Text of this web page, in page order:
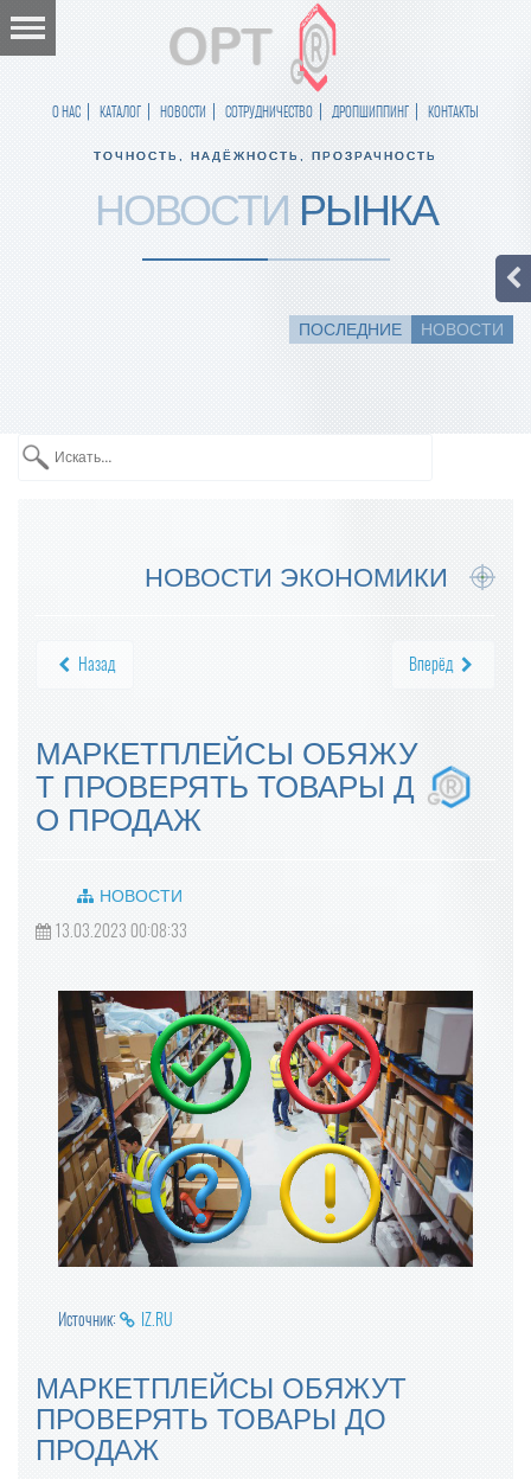
О НАС КАТАЛОГ НОВОСТИ СОТРУДНИЧЕСТВО ДРОПШИППИНГ КОНТАКТЫ
ТОЧНОСТЬ, НАДЁЖНОСТЬ, ПРОЗРАЧНОСТЬ
НОВОСТИ РЫНКА
ПОСЛЕДНИЕ НОВОСТИ
НОВОСТИ ЭКОНОМИКИ
Назад Вперёд
МАРКЕТПЛЕЙСЫ ОБЯЖУ
Т ПРОВЕРЯТЬ ТОВАРЫ Д
О ПРОДАЖ
НОВОСТИ
13.03.2023 00:08:33
Источник: IZ.RU
МАРКЕТПЛЕЙСЫ ОБЯЖУТ
ПРОВЕРЯТЬ ТОВАРЫ ДО
ПРОДАЖ